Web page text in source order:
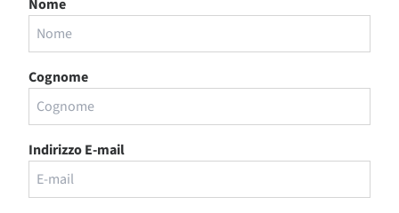
Nome
Cognome
Indirizzo E-mail